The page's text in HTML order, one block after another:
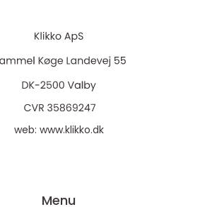
web: www.klikko.dk
Menu